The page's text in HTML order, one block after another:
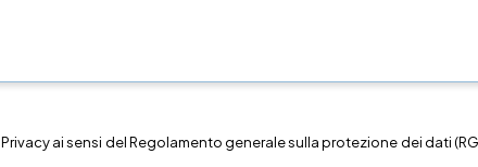
Privacyai sensi del Regolamento generale sulla protezione dei dati